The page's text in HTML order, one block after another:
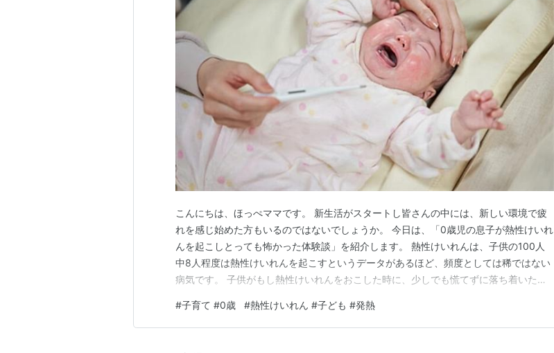
こんにちは、ほっぺママです。 新生活がスタートし皆さんの中には、新しい環境で疲
れを感じ始めた方もいるのではないでしょうか。 今日は、「0歳児の息子が熱性けいれ
んを起こしとっても怖かった体験談」を紹介します。 熱性けいれんは、子供の100人
中8人程度は熱性けいれんを起こすというデータがあるほど、頻度としては稀ではない
病気です。 子供がもし熱性けいれんをおこした時に、少しでも慌てずに落ち着いた対
いれんが起きた時にどう対応すればいいのか？ 熱性けいれんが起きてしまったら、実
際にどんな点に注目すればいい？ ほっぺ君の熱性け…
#子育て #0歳 #熱性けいれん #子ども #発熱